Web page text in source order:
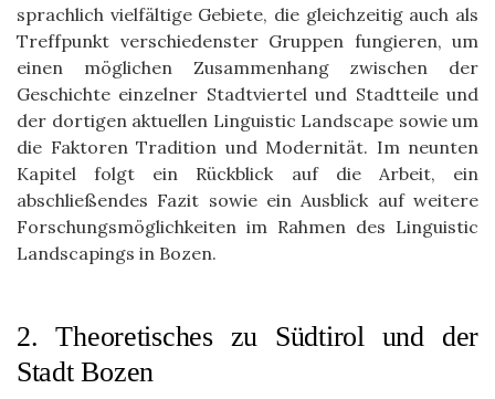
sprachlich vielfältige Gebiete, die gleichzeitig auch als
Treffpunkt verschiedenster Gruppen fungieren, um
einen möglichen Zusammenhang zwischen der
Geschichte einzelner Stadtviertel und Stadtteile und
der dortigen aktuellen Linguistic Landscape sowie um
die Faktoren Tradition und Modernität. Im neunten
Kapitel folgt ein Rückblick auf die Arbeit, ein
abschließendes Fazit sowie ein Ausblick auf weitere
Forschungsmöglichkeiten im Rahmen des Linguistic
Landscapings in Bozen.
2. Theoretisches zu Südtirol und der
Stadt Bozen